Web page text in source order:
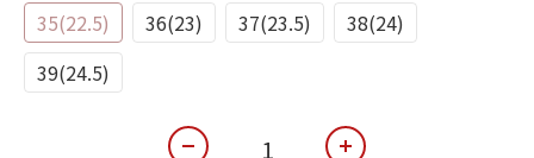
35(22.5) 36(23) 37(23.5)
38(24)
39(24.5)